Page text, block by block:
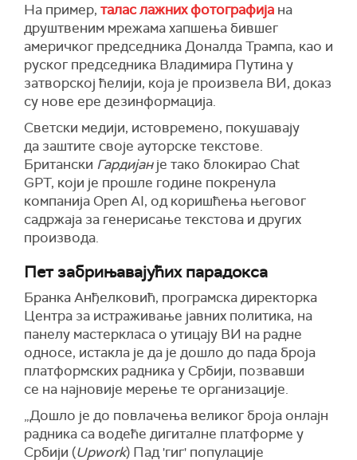
На пример, талас лажних фотографија на
друштвеним мрежама хапшења бившег
америчког председника Доналда Трампа, као и
руског председника Владимира Путина у
затворској ћелији, која је произвела ВИ, доказ
су нове ере дезинформација.
Светски медији, истовремено, покушавају
да заштите своје ауторске текстове.
Британски Гардијанје тако блокирао Chat
GPT, који је прошле године покренула
компанија Open AI, од коришћења његовог
садржаја за генерисање текстова и других
производа.
Пет забрињавајућих парадокса
Бранка Анђелковић, програмска директорка
Центра за истраживање јавних политика, на
панелу мастеркласа о утицају ВИ на радне
односе, истакла је да је дошло до пада броја
платформских радника у Србији, позвавши
се на најновије мерење те организације.
„Дошло је до повлачења великог броја онлајн
радника са водеће дигиталне платформе у
Србији (Upwork) Пад 'гиг' популације